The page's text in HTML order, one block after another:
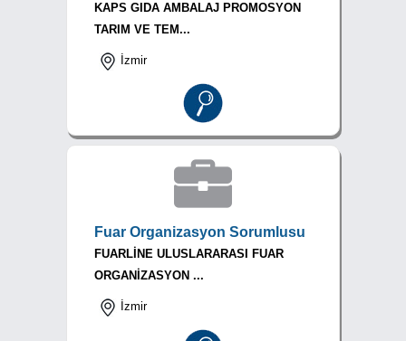
KAPS GIDA AMBALAJ PROMOSYON
TARIM VE TEM...
İzmir
Fuar Organizasyon Sorumlusu
FUARLİNE ULUSLARARASI FUAR
ORGANİZASYON ...
İzmir